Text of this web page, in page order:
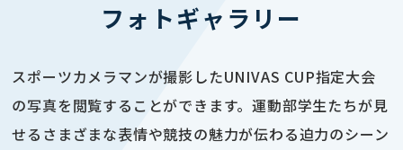
フォトギャラリー
スポーツカメラマンが撮影したUNIVAS CUP指定大会
の写真を閲覧することができます。運動部学生たちが見
せるさまざまな表情や競技の魅力が伝わる迫力のシーン